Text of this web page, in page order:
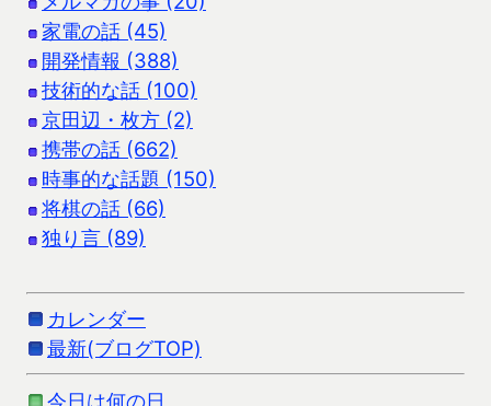
家電の話 (45)
開発情報 (388)
技術的な話 (100)
京田辺・枚方 (2)
携帯の話 (662)
時事的な話題 (150)
将棋の話 (66)
独り言 (89)
カレンダー
最新(ブログTOP)
今日は何の日